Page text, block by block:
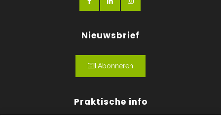
Nieuwsbrief
Abonneren
Praktische info